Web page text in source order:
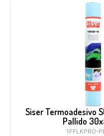
Siser Termoadesivo
Pallido
1FFLKPRO-